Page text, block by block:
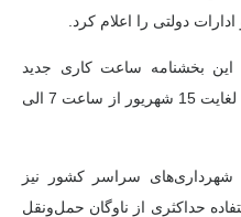
دولتی را اعلام کرد.
بخشنامه ساعت کاری جدید
دستگاه های اجرایی از 26 اردیبهشت لغایت 15 شهریور از ساعت 7 الی
شهرداری‌های سراسر کشور نیز
حداکثری از ناوگان حمل‌ونقل